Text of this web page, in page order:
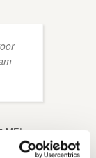
MEI
BERT